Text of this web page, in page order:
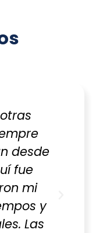
manejo,
Me
claridad
plan
con
estrés.”